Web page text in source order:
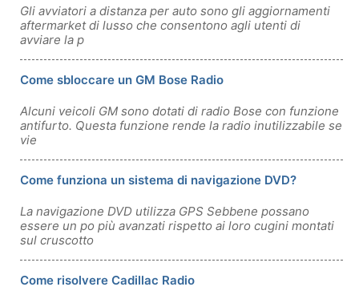
Gli avviatori a distanza per auto sono gli aggiornamenti
aftermarket di lusso che consentono agli utenti di
avviare la p
Come sbloccare un GM Bose Radio
Alcuni veicoli GM sono dotati di radio Bose con funzione
antifurto. Questa funzione rende la radio inutilizzabile se
vie
Come funziona un sistema di navigazione DVD?
La navigazione DVD utilizza GPS Sebbene possano
essere un po più avanzati rispetto ai loro cugini montati
sul cruscotto
Come risolvere Cadillac Radio